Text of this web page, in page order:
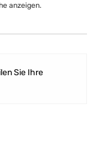
anzeigen.
Sie Ihre